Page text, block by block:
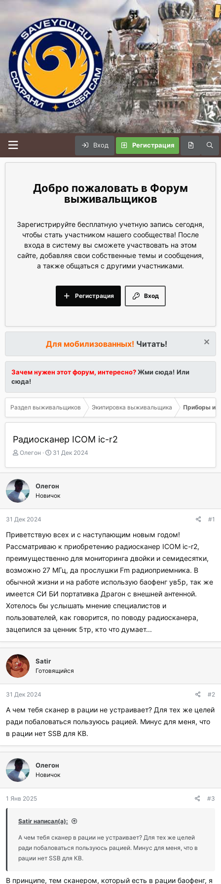
Вход Регистрация
Форум
выживальщиков
Зарегистрируйте бесплатную учетную запись сегодня,
чтобы стать участником нашего сообщества! После
входа в систему вы сможете участвовать на этом
сайте, добавляя свои собственные темы и сообщения,
а также общаться с другими участниками.
Вход
Регистрация
Для мобилизованных! Читать!
Зачем нужен этот форум, интересно?Жми сюда! Или
сюда!
Раздел выживальщиков Экипировка выживальщика Приборы и
Радиосканер ICOM ic-r2
А
т
о
р
т
ы
Олегон
Д
т
н
а
а
31 Дек 2024
Олегон
Новичок
31 Дек 2024 #1
Приветствую всех и с наступающим новым годом!
Рассматриваю к приобретению радиосканер ICOM ic-r2,
преимущественно для мониторинга двойки и семидесятки,
возможно 27 МГц, да прослушки Fm радиоприемника. В
обычной жизни и на работе использую баофенг ув5р, так же
имеется СИ БИ портативка Драгон с внешней антенной.
Хотелось бы услышать мнение специалистов и
пользователей, как говорится, по поводу радиосканера,
зацепился за ценник 5тр, кто что думает...
Satir
Готовящийся
31 Дек 2024 #2
А чем тебя сканер в рации не устраивает? Для тех же целей
ради побаловаться пользуюсь рацией. Минус для меня, что
в рации нет SSB для КВ.
Олегон
Новичок
1 Янв 2025 #3
Satir написал(а):
А чем тебя сканер в рации не устраивает? Для тех же целей
ради побаловаться пользуюсь рацией. Минус для меня, что в
рации нет SSB для КВ.
В принципе, тем сканером, который есть в рации баофенг, я